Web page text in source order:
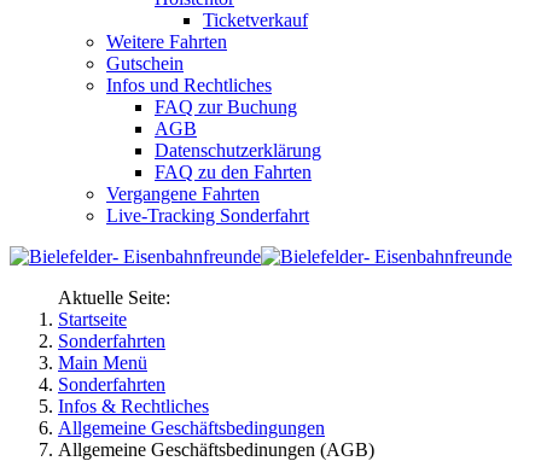
Ticketverkauf
Weitere Fahrten
Gutschein
Infos und Rechtliches
FAQ zur Buchung
AGB
Datenschutzerklärung
FAQ zu den Fahrten
Vergangene Fahrten
Live-Tracking Sonderfahrt
Aktuelle Seite:
Startseite
Sonderfahrten
Main Menü
Sonderfahrten
Infos & Rechtliches
Allgemeine Geschäftsbedingungen
Allgemeine Geschäftsbedinungen (AGB)